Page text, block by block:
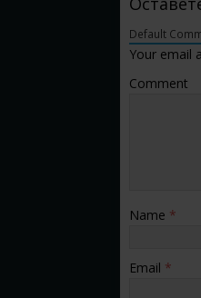
Default
Your email
Comment
Name *
Email *